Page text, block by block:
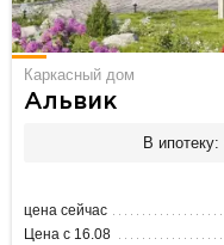
Каркасный дом
Альвик
В ипотеку:
цена сейчас
Цена с 16.08